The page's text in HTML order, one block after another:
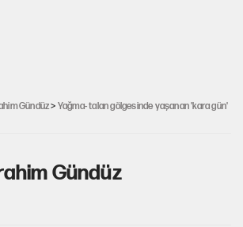
Gündüz> Yağma- talan gölgesinde yaşanan 'kara gün'
Gündüz